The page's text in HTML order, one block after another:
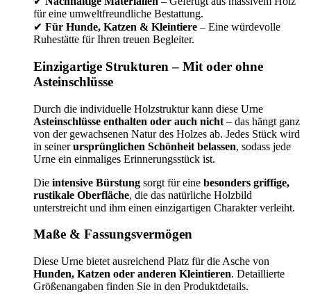
für eine umweltfreundliche Bestattung.
✔ Für Hunde, Katzen & Kleintiere – Eine würdevolle
Ruhestätte für Ihren treuen Begleiter.
Einzigartige Strukturen – Mit oder ohne
Asteinschlüsse
Durch die individuelle Holzstruktur kann diese Urne
Asteinschlüsse enthalten oder auch nicht – das hängt ganz
von der gewachsenen Natur des Holzes ab. Jedes Stück wird
in seinerursprünglichen Schönheit belassen, sodass jede
Urne ein einmaliges Erinnerungsstück ist.
Die intensive Bürstung sorgt für eine besonders griffige,
rustikale Oberfläche, die das natürliche Holzbild
unterstreicht und ihm einen einzigartigen Charakter verleiht.
Maße & Fassungsvermögen
Diese Urne bietet ausreichend Platz für die Asche von
Hunden, Katzen oder anderen Kleintieren. Detaillierte
Größenangaben finden Sie in den Produktdetails.